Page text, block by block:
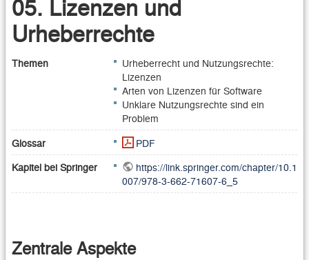
05. Lizenzen und
Urheberrechte
Themen
Urheberrecht und Nutzungsrechte:
Lizenzen
Arten von Lizenzen für Software
Unklare Nutzungsrechte sind ein
Problem
Glossar
PDF
Kapitel bei Springer
https://link.springer.com/chapter/10.1
007/978-3-662-71607-6_5
Zentrale Aspekte